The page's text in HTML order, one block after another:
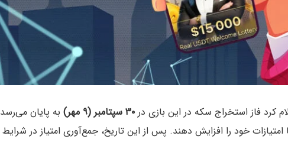
۳۰ سپتامبر (۹ مهر)
به پایان می‌رسد
خود را افزایش دهند. پس از این تاریخ، جمع‌آوری امتیاز در شرایط